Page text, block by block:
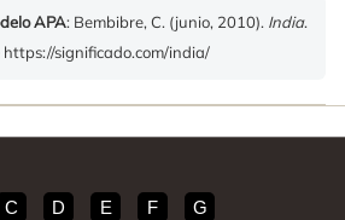
APA: Bembibre, C. (junio, 2010). India.
https://significado.com/india/
C D E F G